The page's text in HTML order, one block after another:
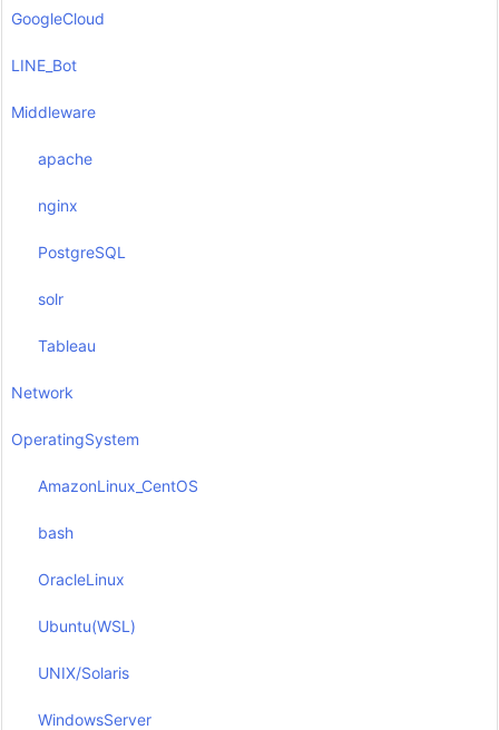
GoogleCloud
LINE_Bot
Middleware
apache
nginx
PostgreSQL
solr
Tableau
Network
OperatingSystem
AmazonLinux_CentOS
bash
OracleLinux
Ubuntu(WSL)
UNIX/Solaris
WindowsServer